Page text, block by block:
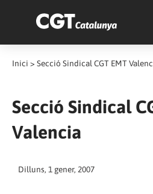
Inici > Secció Sindical CGT EMT
Secció Sindical
Valencia
Dilluns, 1 gener, 2007